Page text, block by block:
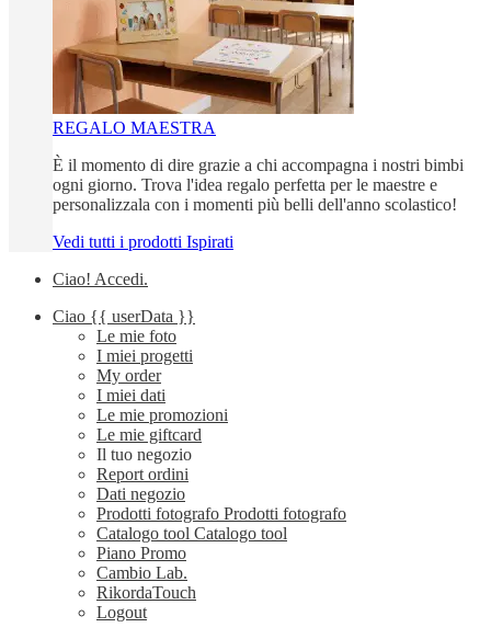
REGALO MAESTRA
È il momento di dire grazie a chi accompagna i nostri bimbi
ogni giorno. Trova l'idea regalo perfetta per le maestre e
personalizzala con i momenti più belli dell'anno scolastico!
Vedi tutti i prodotti Ispirati
Ciao! Accedi.
Ciao {{ userData }}
Le mie foto
I miei progetti
My order
I miei dati
Le mie promozioni
Le mie giftcard
Il tuo negozio
Report ordini
Dati negozio
Prodotti fotografo Prodotti fotografo
Catalogo tool Catalogo tool
Piano Promo
Cambio Lab.
RikordaTouch
Logout